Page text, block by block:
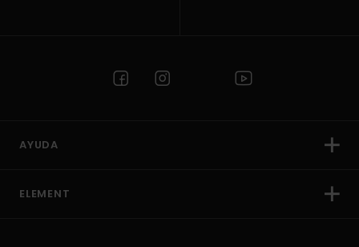
AYUDA
ELEMENT